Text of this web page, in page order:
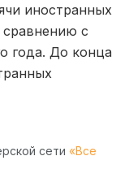
иностранных
сравнению с
года. До конца
сети «Все